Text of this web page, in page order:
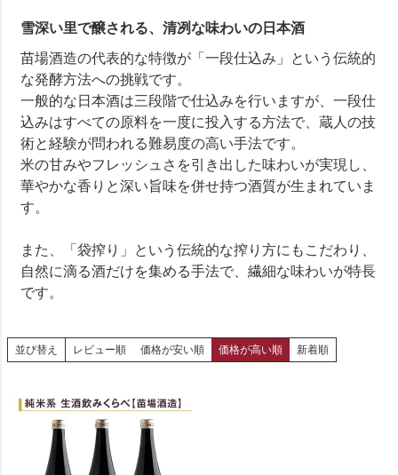
雪深い里で醸される、清冽な味わいの日本酒
苗場酒造の代表的な特徴が「一段仕込み」という伝統的
な発酵方法への挑戦です。
一般的な日本酒は三段階で仕込みを行いますが、一段仕
込みはすべての原料を一度に投入する方法で、蔵人の技
術と経験が問われる難易度の高い手法です。
米の甘みやフレッシュさを引き出した味わいが実現し、
華やかな香りと深い旨味を併せ持つ酒質が生まれていま
す。
また、「袋搾り」という伝統的な搾り方にもこだわり、
自然に滴る酒だけを集める手法で、繊細な味わいが特長
です。
並び替え レビュー順 価格が安い順 価格が高い順 新着順